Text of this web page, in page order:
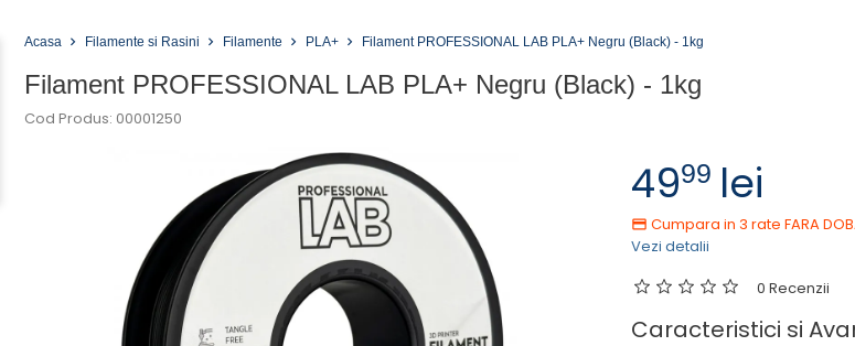
Acasa Filamente si Rasini Filamente PLA+ Filament PROFESSIONAL LAB PLA+ Negru (Black) - 1kg
Filament PROFESSIONAL LAB PLA+ Negru (Black) - 1kg
Cod Produs: 00001250
4999 lei
Cumpara in 3 rate FARA
Vezi detalii
0 Recenzii
Caracteristici si